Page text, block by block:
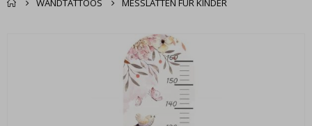
WANDTATTOOS MESSLATTEN FÜR KINDER
Zusammen gekaufte